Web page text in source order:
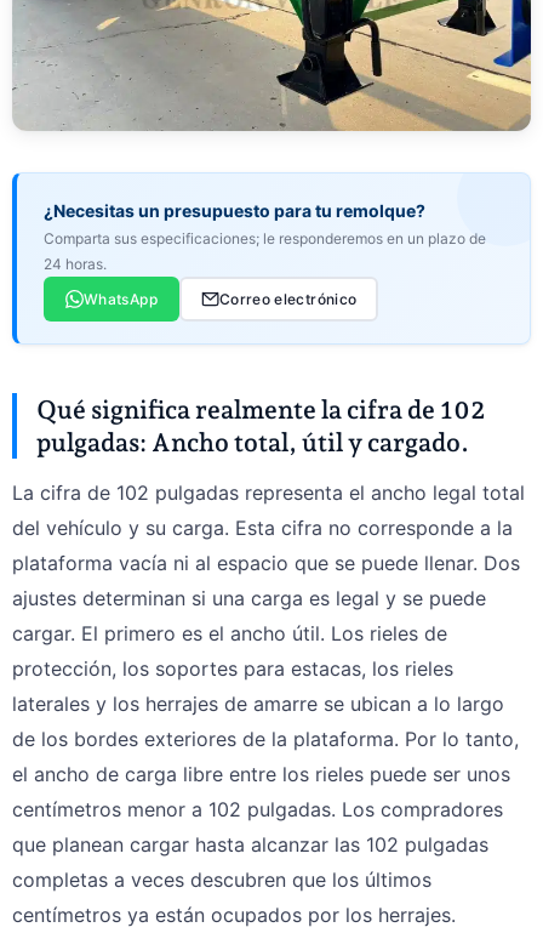
¿Necesitas un presupuesto para tu remolque?
Comparta sus especificaciones; le responderemos en un plazo de
24 horas.
WhatsApp
Correo electrónico
Qué significa realmente la cifra de 102
pulgadas: Ancho total, útil y cargado.
La cifra de 102 pulgadas representa el ancho legal total
del vehículo y su carga. Esta cifra no corresponde a la
plataforma vacía ni al espacio que se puede llenar. Dos
ajustes determinan si una carga es legal y se puede
cargar. El primero es el ancho útil. Los rieles de
protección, los soportes para estacas, los rieles
laterales y los herrajes de amarre se ubican a lo largo
de los bordes exteriores de la plataforma. Por lo tanto,
el ancho de carga libre entre los rieles puede ser unos
centímetros menor a 102 pulgadas. Los compradores
que planean cargar hasta alcanzar las 102 pulgadas
completas a veces descubren que los últimos
centímetros ya están ocupados por los herrajes.